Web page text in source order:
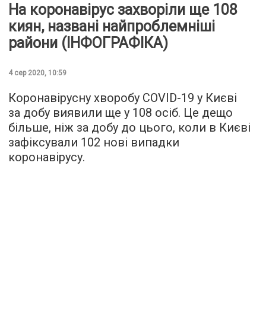
На коронавірус захворіли ще 108
киян, названі найпроблемніші
райони (ІНФОГРАФІКА)
4 сер 2020, 10:59
Коронавірусну хворобу COVID-19 у Києві
за добу виявили ще у 108 осіб. Це дещо
більше, ніж за добу до цього, коли в Києві
зафіксували 102 нові випадки
коронавірусу.